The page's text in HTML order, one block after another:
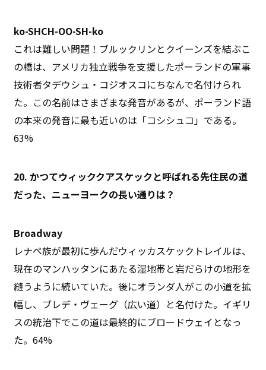
ko-SHCH-OO-SH-ko
これは難しい問題！ブルックリンとクイーンズを結ぶこ
の橋は、アメリカ独立戦争を支援したポーランドの軍事
技術者タデウシュ・コジオスコにちなんで名付けられ
た。この名前はさまざまな発音があるが、ポーランド語
の本来の発音に最も近いのは「コシシュコ」である。
63%
20. かつてウィッククアスケックと呼ばれる先住民の道
だった、ニューヨークの長い通りは？
Broadway
レナペ族が最初に歩んだウィッカスケックトレイルは、
現在のマンハッタンにあたる湿地帯と岩だらけの地形を
縫うように続いていた。後にオランダ人がこの小道を拡
幅し、ブレデ・ヴェーグ（広い道）と名付けた。イギリ
スの統治下でこの道は最終的にブロードウェイとなっ
た。64%